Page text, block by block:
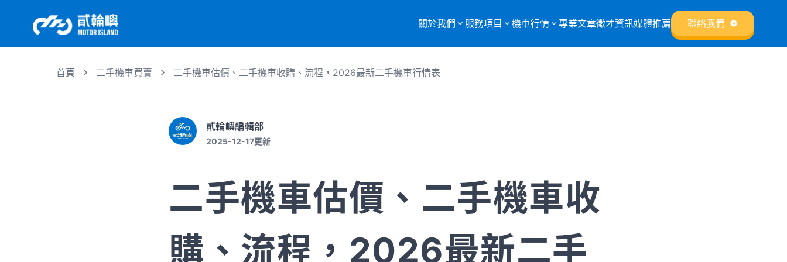
關於我們 服務項目
機車報廢
機車行情 專業文章徵才資訊媒體推薦 聯絡我們
首頁 二手機車買賣 二手機車估價、二手機車收購、流程，2026最新二手機車行情表
貳輪嶼編輯部
2025-12-17更新
二手機車估價、二手機車收
購、流程，2026最新二手